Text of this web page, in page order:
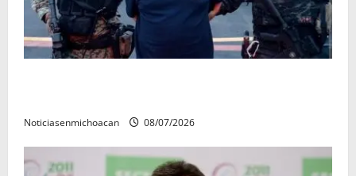
Noticiasenmichoacan 08/07/2026